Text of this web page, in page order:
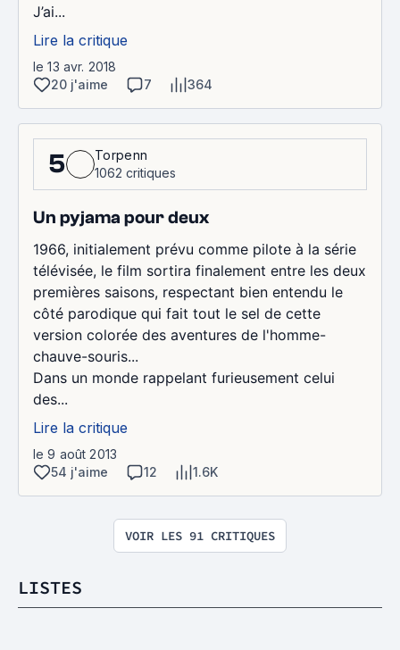
J’ai...
Lire la critique
le 13 avr. 2018
20 j'aime
7 364
5
Torpenn
1062 critiques
Un pyjama pour deux
1966, initialement prévu comme pilote à la série
télévisée, le film sortira finalement entre les deux
premières saisons, respectant bien entendu le
côté parodique qui fait tout le sel de cette
version colorée des aventures de l'homme-
chauve-souris...
Dans un monde rappelant furieusement celui
des...
Lire la critique
le 9 août 2013
54 j'aime
12 1.6K
VOIR LES 91 CRITIQUES
LISTES